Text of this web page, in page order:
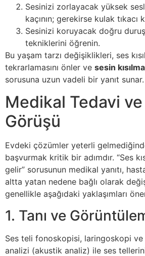
Sesinizi zorlayacak yüksek
kaçının; gerekirse kulak tıkacı
Sesinizi koruyacak doğru
tekniklerini öğrenin.
Bu yaşam tarzı değişiklikleri, ses
tekrarlamasını önler ve sesin
sorusuna uzun vadeli bir yanıt sunar.
Medikal Tedavi
Görüşü
Evdeki çözümler yeterli
başvurmak kritik bir adımdır. “Ses
gelir” sorusunun medikal yanıtı,
altta yatan nedene bağlı olarak
genellikle aşağıdaki yaklaşımları
1. Tanı ve
Ses teli fonoskopisi, laringoskopi
analizi (akustik analiz) ile ses